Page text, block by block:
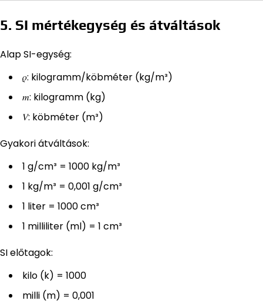
5. SI mértékegység és átváltások
Alap SI-egység:
𝜌: kilogramm/köbméter (kg/m³)
𝑚: kilogramm (kg)
𝑉: köbméter (m³)
Gyakori átváltások:
1 g/cm³ = 1000 kg/m³
1 kg/m³ = 0,001 g/cm³
1 liter = 1000 cm³
1 milliliter (ml) = 1 cm³
SI előtagok:
kilo (k) = 1000
milli (m) = 0,001